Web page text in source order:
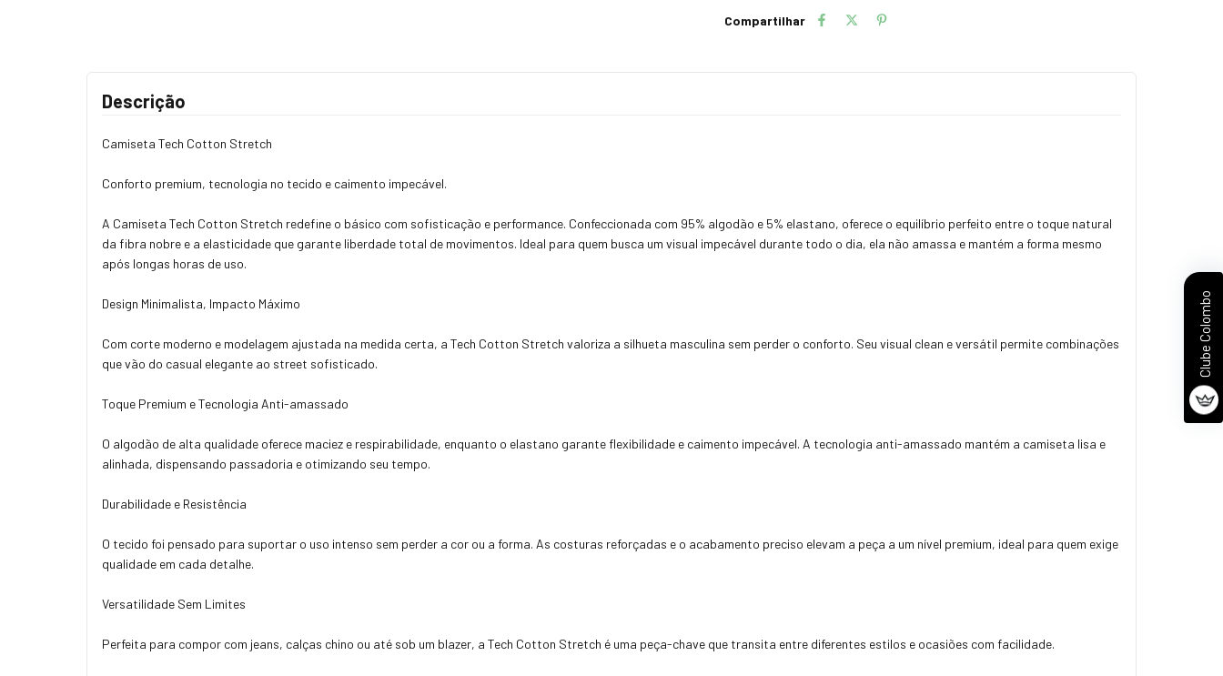
Compartilhar
Descrição
Camiseta Tech Cotton Stretch
Conforto premium, tecnologia no tecido e caimento impecável.
A Camiseta Tech Cotton Stretch redefine o básico com sofisticação e performance. Confeccionada com 95% algodão e 5% elastano, oferece o equilíbrio perfeito entre o toque natural
da fibra nobre e a elasticidade que garante liberdade total de movimentos. Ideal para quem busca um visual impecável durante todo o dia, ela não amassa e mantém a forma mesmo
após longas horas de uso.
Design Minimalista, Impacto Máximo
Com corte moderno e modelagem ajustada na medida certa, a Tech Cotton Stretch valoriza a silhueta masculina sem perder o conforto. Seu visual clean e versátil permite combinações
que vão do casual elegante ao street sofisticado.
Toque Premium e Tecnologia Anti-amassado
O algodão de alta qualidade oferece maciez e respirabilidade, enquanto o elastano garante flexibilidade e caimento impecável. A tecnologia anti-amassado mantém a camiseta lisa e
alinhada, dispensando passadoria e otimizando seu tempo.
Durabilidade e Resistência
O tecido foi pensado para suportar o uso intenso sem perder a cor ou a forma. As costuras reforçadas e o acabamento preciso elevam a peça a um nível premium, ideal para quem exige
qualidade em cada detalhe.
Versatilidade Sem Limites
Perfeita para compor com jeans, calças chino ou até sob um blazer, a Tech Cotton Stretch é uma peça-chave que transita entre diferentes estilos e ocasiões com facilidade.
Clube Colombo